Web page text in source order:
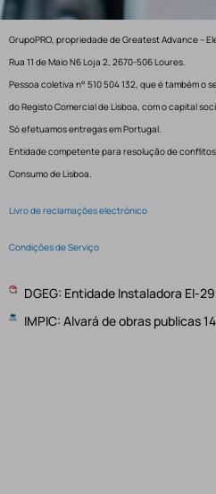
GrupoPRO, propriedade de Greatest Advance –
Rua 11 de Maio N6 Loja 2, 2670-506 Loures.
Pessoa coletiva n° 510 504 132, que é também o
do Registo Comercial de Lisboa, com o capital
Só efetuamos entregas em Portugal.
Entidade competente para resolução de
Consumo de Lisboa.
Livro de reclamações electrónico
Condições de Serviço
DGEG: Entidade Instaladora EI-
IMPIC: Alvará de obras publicas